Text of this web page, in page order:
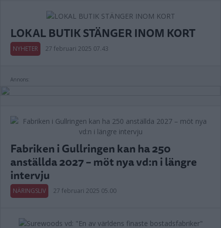
LOKAL BUTIK STÄNGER INOM KORT
NYHETER 27 februari 2025 07.43
Annons:
Fabriken i Gullringen kan ha 250
anställda 2027 – möt nya vd:n i längre
intervju
NÄRINGSLIV 27 februari 2025 05.00